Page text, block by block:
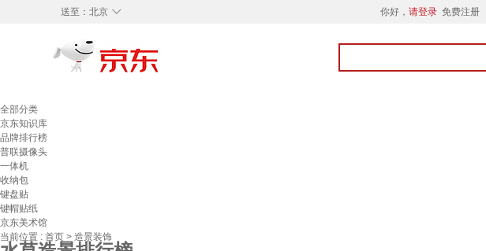
◇
送至： 北京 你好， 请登录 免费注册
全部分类
京东知识库
品牌排行榜
普联摄像头
一体机
收纳包
键盘贴
键帽贴纸
京东美术馆
当前位置 : 首页 > 造景装饰